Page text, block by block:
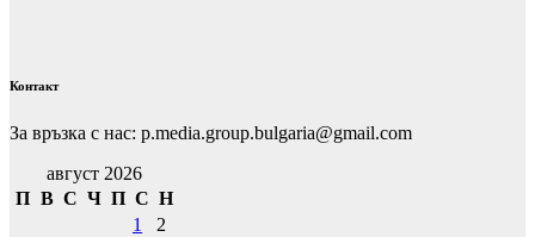
Контакт
За връзка с нас: p.media.group.bulgaria@gmail.com
август 2026
П В С Ч П С Н
1
2